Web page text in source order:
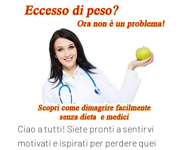
Ciao a tutti! Siete pronti a sentirvi
motivati e ispirati per perdere quei